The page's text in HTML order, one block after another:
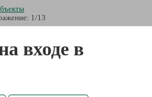
1/13
входе в